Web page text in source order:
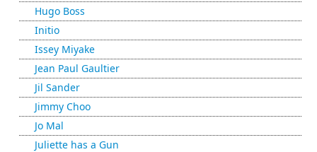
Hugo Boss
Initio
Issey Miyake
Jean Paul Gaultier
Jil Sander
Jimmy Choo
Jo Mal
Juliette has a Gun